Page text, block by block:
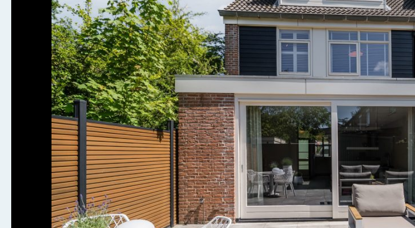
fiets- en recreatiemogelijkheden.
Het gezellige centrum van Bergen is nog geen vijf minuten fietsen en biedt allerlei winkels en leuke
een uitgebreider winkelaanbod bereik je de binnenstad van Alkmaar al binnen een kwartier fietsen. Ook
voorzieningen, zoals scholen, sportclubs, de huisarts en het openbaar vervoer, bevinden zich in de nabije
Bushaltes liggen op loopafstand en NS-station Alkmaar op fietsafstand. Via de nabijgelegen
auto snel onderweg.
Goed om te weten:
• Instapklare hoekwoning met zonnige achtertuin
• Prettige lichtinval
• Vloerverwarming in de hal en de wc
• Deels houten en deels kunststof kozijnen
• Schuifpui geplaatst in 2025
• Het buitenschilderwerk is recent volledig uitgevoerd
• De woning is afgelopen jaar grotendeels voorzien van HR++ glas
• 12 zonnepanelen geplaatst in 2023